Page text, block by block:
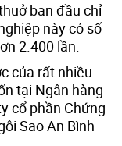
ban đầu chỉ
này có số
2.400 lần.
của rất nhiều
tại Ngân hàng
cổ phần Chứng
Sao An Bình